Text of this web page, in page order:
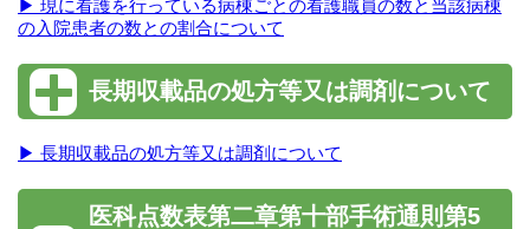
▶ 現に看護を行っている病棟ごとの看護職員の数と当該病棟
の入院患者の数との割合について
長期収載品の処方等又は調剤について
▶ 長期収載品の処方等又は調剤について
医科点数表第二章第十部手術通則第5